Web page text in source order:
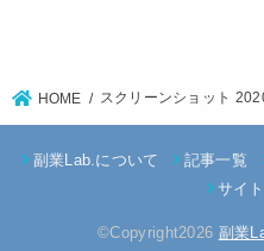
HOME スクリーンショット
副業Lab.について 記事一覧
サイ
©Copyright2026 副業